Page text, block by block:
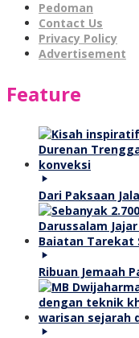
Pedoman
Contact Us
Privacy Policy
Advertisement
Feature
Dari Paksaan
Ribuan Jemaah